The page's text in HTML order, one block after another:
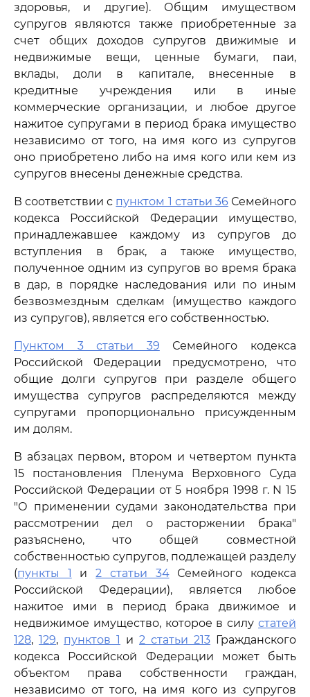
здоровья, и другие). Общим имуществом
супругов являются также приобретенные за
счет общих доходов супругов движимые и
недвижимые вещи, ценные бумаги, паи,
вклады, доли в капитале, внесенные в
кредитные учреждения или в иные
коммерческие организации, и любое другое
нажитое супругами в период брака имущество
независимо от того, на имя кого из супругов
оно приобретено либо на имя кого или кем из
супругов внесены денежные средства.
В соответствии с пунктом 1 статьи 36Семейного
кодекса Российской Федерации имущество,
принадлежавшее каждому из супругов до
вступления в брак, а также имущество,
полученное одним из супругов во время брака
в дар, в порядке наследования или по иным
безвозмездным сделкам (имущество каждого
из супругов), является его собственностью.
Пунктом 3 статьи 39 Семейного кодекса
Российской Федерации предусмотрено, что
общие долги супругов при разделе общего
имущества супругов распределяются между
супругами пропорционально присужденным
им долям.
В абзацах первом, втором и четвертом пункта
15 постановления Пленума Верховного Суда
Российской Федерации от 5 ноября 1998 г. N 15
"О применении судами законодательства при
рассмотрении дел о расторжении брака"
разъяснено, что общей совместной
собственностью супругов, подлежащей разделу
(пункты 1 и2 статьи 34Семейного кодекса
Российской Федерации), является любое
нажитое ими в период брака движимое и
недвижимое имущество, которое в силу статей
128, 129, пунктов 1 и 2 статьи 213 Гражданского
кодекса Российской Федерации может быть
объектом права собственности граждан,
независимо от того, на имя кого из супругов